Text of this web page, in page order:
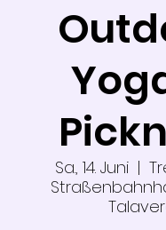
Sa., 14. Juni
  |